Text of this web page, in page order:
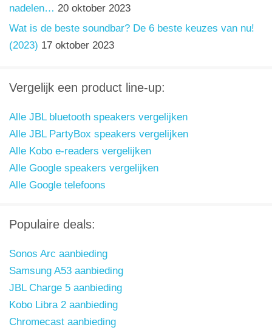
nadelen… 20 oktober 2023
Wat is de beste soundbar? De 6 beste keuzes van nu!
(2023) 17 oktober 2023
Vergelijk een product line-up:
Alle JBL bluetooth speakers vergelijken
Alle JBL PartyBox speakers vergelijken
Alle Kobo e-readers vergelijken
Alle Google speakers vergelijken
Alle Google telefoons
Populaire deals:
Sonos Arc aanbieding
Samsung A53 aanbieding
JBL Charge 5 aanbieding
Kobo Libra 2 aanbieding
Chromecast aanbieding